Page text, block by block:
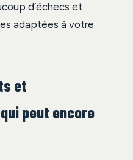
d’échecs et
adaptées à votre
et
peut encore